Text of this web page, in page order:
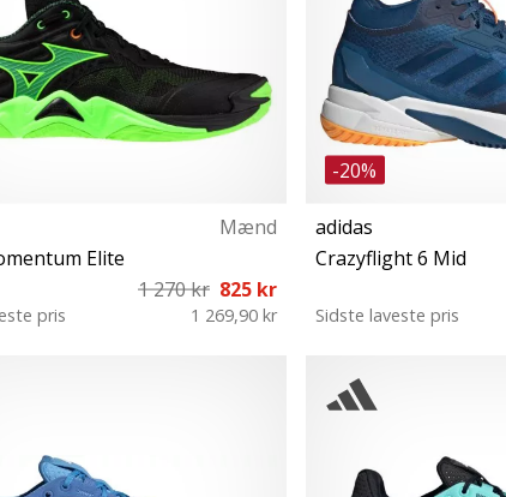
Mænd
Elite
1 270 kr 825 kr
pris 1 269,90 kr
-20%
adidas
Crazyflight 6 Mid
Sidste laveste pris